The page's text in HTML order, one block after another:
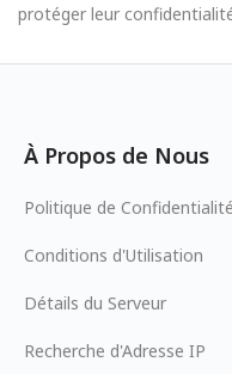
protéger leur
À Propos de Nous
Politique de Confidentialité
Conditions d'Utilisation
Détails du Serveur
Recherche d'Adresse IP